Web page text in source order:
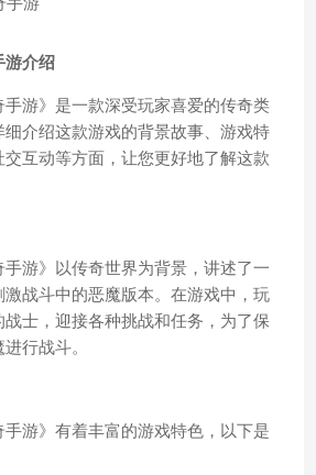
游介绍
手游》是一款深受玩家喜爱的传奇类
介绍这款游戏的背景故事、游戏特
互动等方面，让您更好地了解这款
手游》以传奇世界为背景，讲述了一
战斗中的恶魔版本。在游戏中，玩
士，迎接各种挑战和任务，为了保
行战斗。
手游》有着丰富的游戏特色，以下是